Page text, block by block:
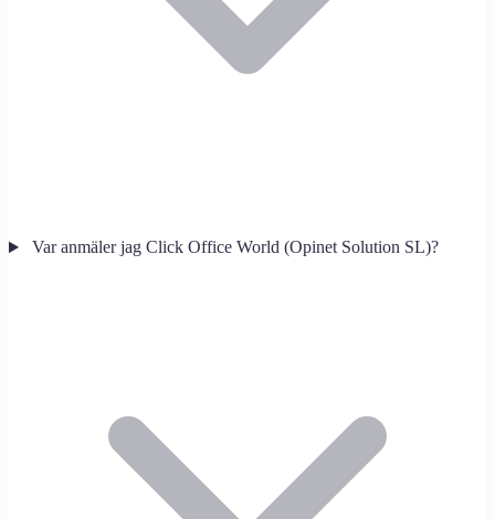
Var anmäler jag Click Office World (Opinet Solution SL)?